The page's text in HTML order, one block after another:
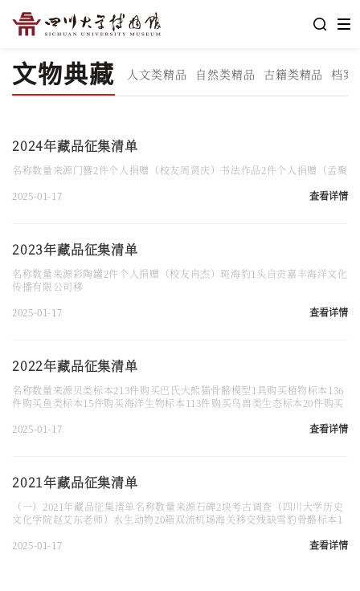
文物典藏 人文类精品 自然类精品 古籍类精品 档案
2024年藏品征集清单
名称数量来源门簪2件个人捐赠（校友周贤庆）书法作品2件个人捐赠（孟聚
2025-01-17
查看详情
2023年藏品征集清单
名称数量来源彩陶罐2件个人捐赠（校友冉杰）斑海豹1头自贡嘉丰海洋文化
传播有限公司移
2025-01-17
查看详情
2022年藏品征集清单
名称数量来源贝类标本213件购买巴氏大熊猫骨骼模型1具购买植物标本136
件购买鱼类标本15件购买海洋生物标本113件购买鸟兽类生态标本20件购买
林业草原局移交
2025-01-17 查看详情
2021年藏品征集清单
（一）2021年藏品征集清单名称数量来源石碑2块考古调查（四川大学历史
文化学院赵艾东老师）水生动物20箱双流机场海关移交残缺雪豹骨骼标本1
县林业草原局移交野猪头骨1件平武县林业草原局移
2025-01-17 查看详情